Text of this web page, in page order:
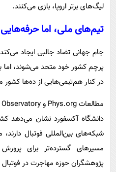
لیگ‌های برتر اروپا، بازی می‌کنند.
تیم‌های ملی، اما
جام جهانی تضاد جالبی ایجاد
پرچم کشور خود متحد می‌شوند،
در کنار هم‌تیمی‌هایی از ده‌ها
دانشگاه آکسفورد نشان می‌دهد
شبکه‌های بین‌المللی فوتبال دارند،
مسیرهای گسترده‌تر برای
پژوهشگران حوزه مهاجرت در فوتبال